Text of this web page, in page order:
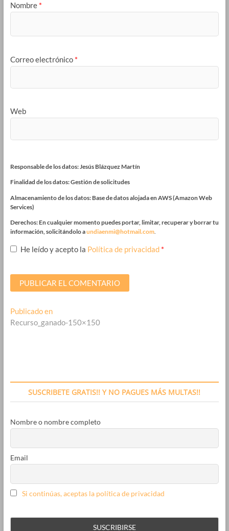
Nombre *
Correo electrónico *
Web
Responsable de los datos: Jesús Blázquez Martín
Finalidad de los datos: Gestión de solicitudes
Almacenamiento de los datos: Base de datos alojada en AWS (Amazon Web
Services)
Derechos: En cualquier momento puedes portar, limitar, recuperar y borrar tu
información, solicitándolo aundiaenmi@hotmail.com.
He leído y acepto la Política de privacidad *
Navegación
de
Publicado en
Recurso_ganado-150×150
SUSCRIBETE GRATIS!! Y NO PAGUES MÁS MULTAS!!
Nombre o nombre completo
Email
Si continúas, aceptas la política de privacidad